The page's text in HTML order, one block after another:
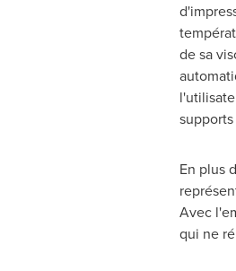
de sa
En plus
Avec
qui ne